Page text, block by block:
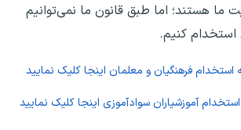
ما هستند؛ اما طبق قانون ما نمی‌توانیم
استخدام کنیم.
استخدام فرهنگیان و معلمان اینجا کلیک نمایید
استخدام آموزشیاران سوادآموزی اینجا کلیک نمایید